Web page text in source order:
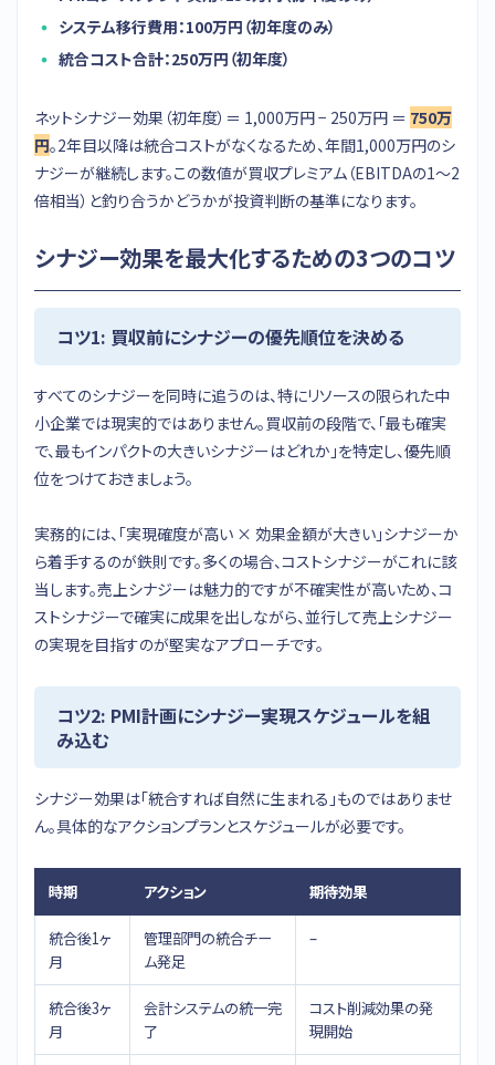
システム移行費用：100万円（初年度のみ）
統合コスト合計：250万円（初年度）
ネットシナジー効果（初年度）＝ 1,000万円 − 250万円 ＝ 750万
円。2年目以降は統合コストがなくなるため、年間1,000万円のシ
ナジーが継続します。この数値が買収プレミアム（EBITDAの1〜2
倍相当）と釣り合うかどうかが投資判断の基準になります。
シナジー効果を最大化するための3つのコツ
コツ1: 買収前にシナジーの優先順位を決める
すべてのシナジーを同時に追うのは、特にリソースの限られた中
小企業では現実的ではありません。買収前の段階で、「最も確実
で、最もインパクトの大きいシナジーはどれか」を特定し、優先順
位をつけておきましょう。
実務的には、「実現確度が高い × 効果金額が大きい」シナジーか
ら着手するのが鉄則です。多くの場合、コストシナジーがこれに該
当します。売上シナジーは魅力的ですが不確実性が高いため、コ
ストシナジーで確実に成果を出しながら、並行して売上シナジー
の実現を目指すのが堅実なアプローチです。
コツ2: PMI計画にシナジー実現スケジュールを組
み込む
シナジー効果は「統合すれば自然に生まれる」ものではありませ
ん。具体的なアクションプランとスケジュールが必要です。
時期 アクション 期待効果
統合後1ヶ
月
管理部門の統合チー
ム発足
–
統合後3ヶ
月
会計システムの統一完
了
コスト削減効果の発
現開始